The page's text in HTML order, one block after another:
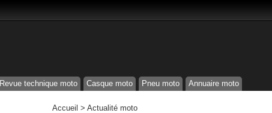
Revue technique moto Casque moto Pneu moto Annuaire moto
Accueil > Actualité moto